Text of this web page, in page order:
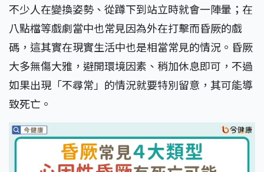
不少人在變換姿勢、從蹲下到站立時就會一陣暈；在
八點檔等戲劇當中也常見因為外在打擊而昏厥的戲
碼，這其實在現實生活中也是相當常見的情況。昏厥
大多無傷大雅，避開環境因素、稍加休息即可，不過
如果出現「不尋常」的情況就要特別留意，其可能導
致死亡。